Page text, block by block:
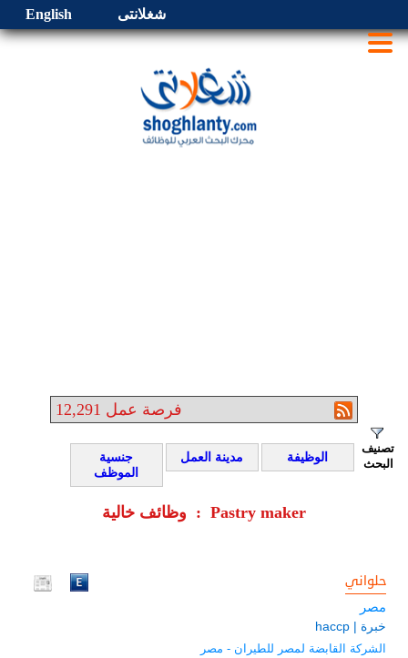
شغلانتى English
12,291 فرصة عمل
تصنيف
البحث
الوظيفة مدينة العمل
جنسية
الموظف
وظائف خالية : Pastry maker
حلواني
مصر
خبرة | haccp
الشركة القابضة لمصر للطيران - مصر